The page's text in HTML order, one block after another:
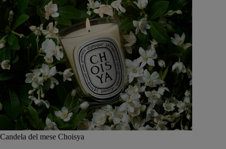
Candela del mese Choisya